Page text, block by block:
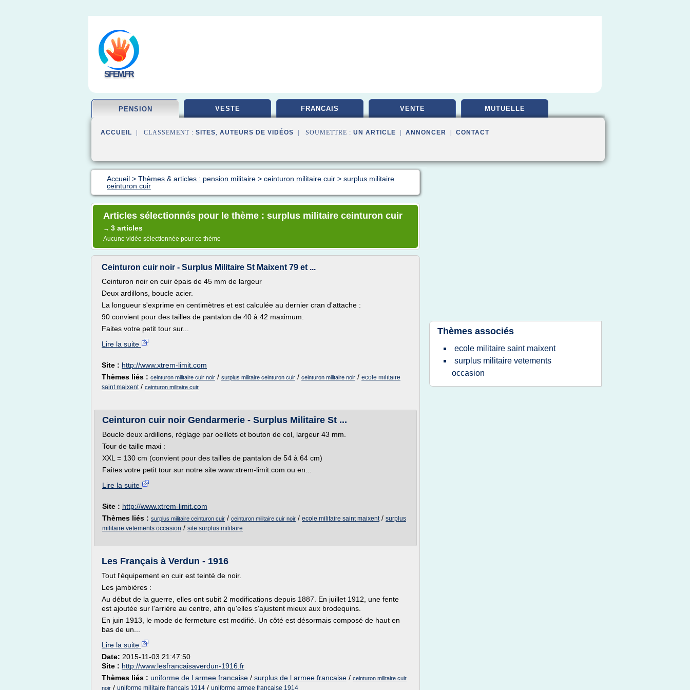
SFEM.FR
PENSION VESTE FRANCAIS VENTE MUTUELLE
ACCUEIL | CLASSEMENT : SITES, AUTEURS DE VIDÉOS | SOUMETTRE : UN ARTICLE ANNONCER CONTACT
Accueil > Thèmes & articles : pension militaire > ceinturon militaire cuir > surplus militaire
ceinturon cuir
Articles sélectionnés pour le thème : surplus militaire ceinturon cuir
→ 3 articles
Aucune vidéo sélectionnée pour ce thème
Ceinturon cuir noir - Surplus Militaire St Maixent 79 et ...
Ceinturon noir en cuir épais de 45 mm de largeur
Deux ardillons, boucle acier.
La longueur s'exprime en centimètres et est calculée au dernier cran d'attache :
90 convient pour des tailles de pantalon de 40 à 42 maximum.
Faites votre petit tour sur...
Lire la suite
Site : http://www.xtrem-limit.com
Thèmes liés : ceinturon militaire cuir noir / surplus militaire ceinturon cuir / ceinturon militaire noir / ecole militaire
saint maixent/ ceinturon militaire cuir
Ceinturon cuir noir Gendarmerie - Surplus Militaire St ...
Boucle deux ardillons, réglage par oeillets et bouton de col, largeur 43 mm.
Tour de taille maxi :
XXL = 130 cm (convient pour des tailles de pantalon de 54 à 64 cm)
Faites votre petit tour sur notre site www.xtrem-limit.com ou en...
Lire la suite
Site : http://www.xtrem-limit.com
Thèmes liés : surplus militaire ceinturon cuir / ceinturon militaire cuir noir / ecole militaire saint maixent/ surplus
militaire vetements occasion / site surplus militaire
Les Français à Verdun - 1916
Tout l'équipement en cuir est teinté de noir.
Les jambières :
Au début de la guerre, elles ont subit 2 modifications depuis 1887. En juillet 1912, une fente
est ajoutée sur l'arrière au centre, afin qu'elles s'ajustent mieux aux brodequins.
En juin 1913, le mode de fermeture est modifié. Un côté est désormais composé de haut en
bas de un...
Lire la suite
Date: 2015-11-03 21:47:50
Site : http://www.lesfrancaisaverdun-1916.fr
Thèmes liés : uniforme de l armee francaise / surplus de l armee francaise / ceinturon militaire cuir
noir / uniforme militaire francais 1914 / uniforme armee francaise 1914
Thèmes associés
ecole militaire saint maixent
surplus militaire vetements
occasion